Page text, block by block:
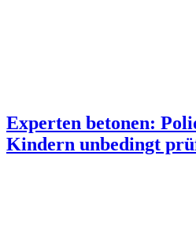
Experten betonen:
Kindern unbedingt